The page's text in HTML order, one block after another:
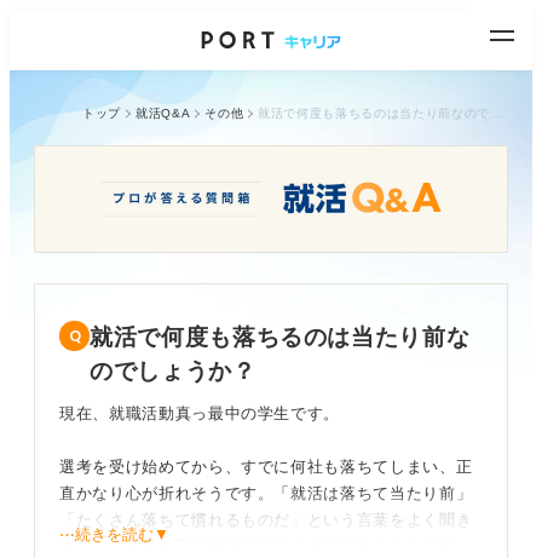
トップ 就活Q&A その他
就活で何度も落ちるのは当たり前な
のでしょうか？
現在、就職活動真っ最中の学生です。
選考を受け始めてから、すでに何社も落ちてしまい、正
直かなり心が折れそうです。「就活は落ちて当たり前」
「たくさん落ちて慣れるものだ」という言葉をよく聞き
ますが、何度も不採用通知が続くと自信もなくなりま
⋯続きを読む▼